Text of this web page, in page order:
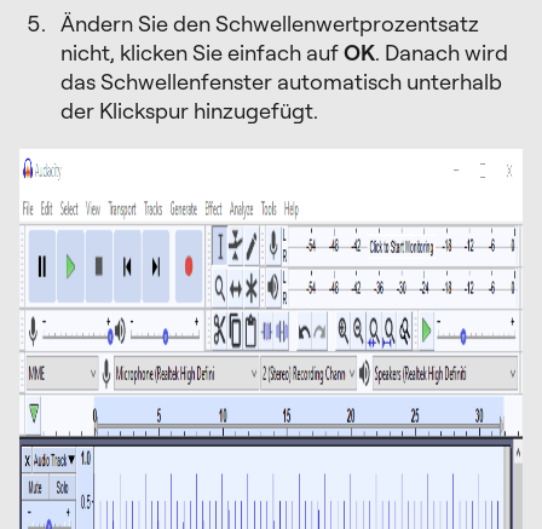
Ändern Sie den Schwellenwertprozentsatz
nicht, klicken Sie einfach aufOK. Danach wird
das Schwellenfenster automatisch unterhalb
der Klickspur hinzugefügt.